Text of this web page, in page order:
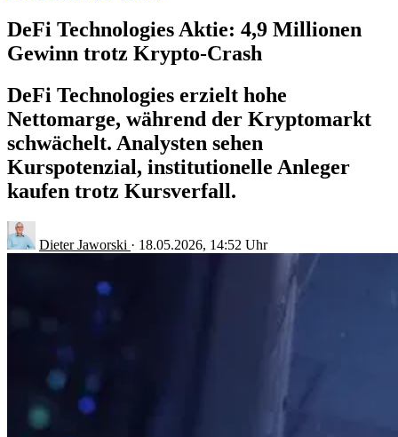
DeFi Technologies Aktie: 4,9 Millionen
Gewinn trotz Krypto-Crash
DeFi Technologies erzielt hohe
Nettomarge, während der Kryptomarkt
schwächelt. Analysten sehen
Kurspotenzial, institutionelle Anleger
kaufen trotz Kursverfall.
Dieter Jaworski · 18.05.2026, 14:52 Uhr